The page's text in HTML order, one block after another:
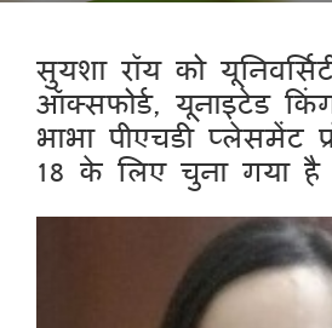
सुयशा रॉय को
ऑक्सफोर्ड, यूनाइटेड
भाभा पीएचडी प्लेसमेंट
18 के लिए चुना गया है